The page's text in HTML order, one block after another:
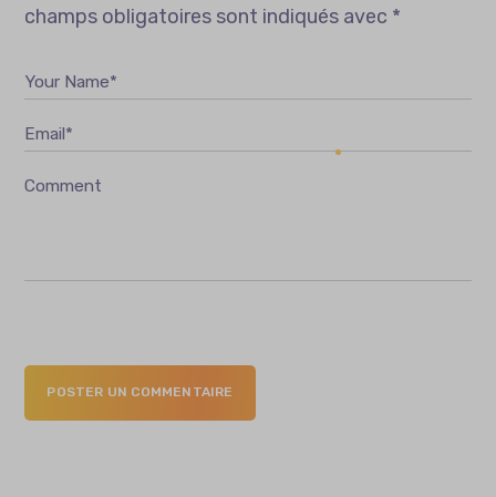
champs obligatoires sont indiqués avec *
Your Name*
Email*
Comment
POSTER UN COMMENTAIRE